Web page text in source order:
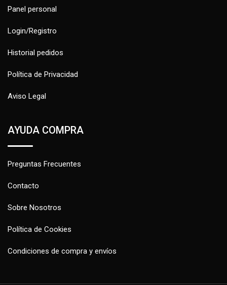
Panel personal
Login/Registro
Historial pedidos
Política de Privacidad
Aviso Legal
AYUDA COMPRA
Preguntas Frecuentes
Contacto
Sobre Nosotros
Política de Cookies
Condiciones de compra y envíos